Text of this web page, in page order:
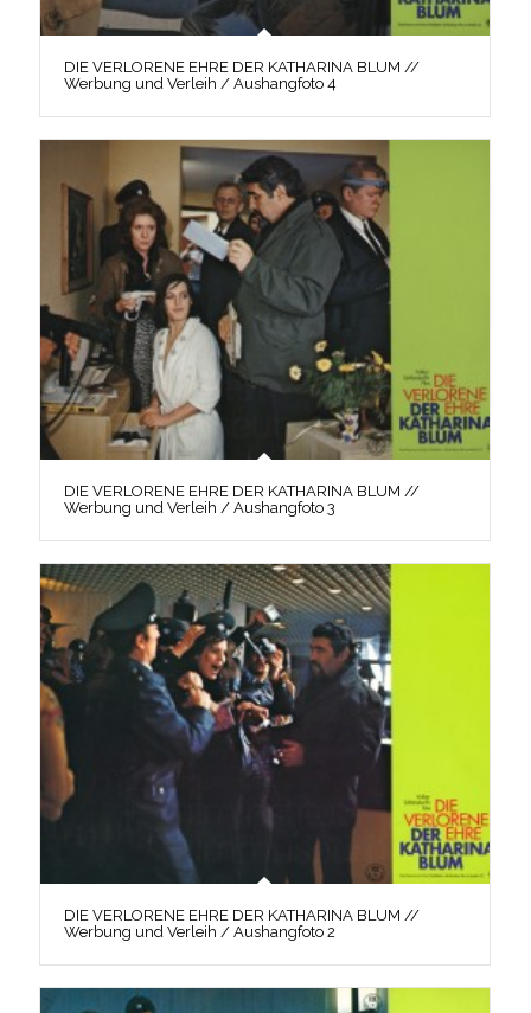
DIE VERLORENE EHRE DER KATHARINA BLUM //
Werbung und Verleih / Aushangfoto 4
DIE VERLORENE EHRE DER KATHARINA BLUM //
Werbung und Verleih / Aushangfoto 3
DIE VERLORENE EHRE DER KATHARINA BLUM //
Werbung und Verleih / Aushangfoto 2